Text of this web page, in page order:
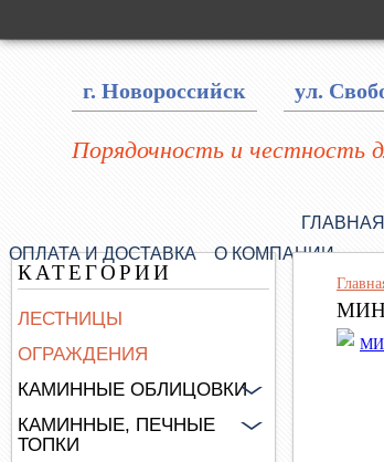
г. Новороссийск ул.
Порядочность и честность
ГЛАВНАЯ
ОПЛАТА И ДОСТАВКА
О КОМПАНИИ
КАТЕГОРИИ
ЛЕСТНИЦЫ
ОГРАЖДЕНИЯ
КАМИННЫЕ ОБЛИЦОВКИ
КАМИННЫЕ, ПЕЧНЫЕ
ТОПКИ